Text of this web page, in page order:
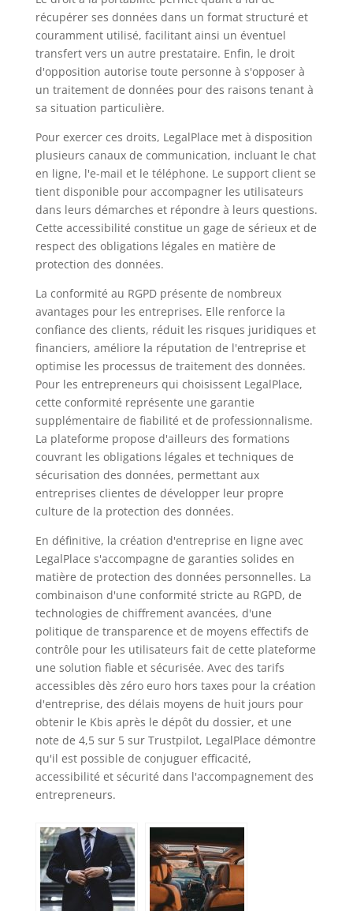
récupérer ses données dans un format structuré et
couramment utilisé, facilitant ainsi un éventuel
transfert vers un autre prestataire. Enfin, le droit
d'opposition autorise toute personne à s'opposer à
un traitement de données pour des raisons tenant à
sa situation particulière.
Pour exercer ces droits, LegalPlace met à disposition
plusieurs canaux de communication, incluant le chat
en ligne, l'e-mail et le téléphone. Le support client se
tient disponible pour accompagner les utilisateurs
dans leurs démarches et répondre à leurs questions.
Cette accessibilité constitue un gage de sérieux et de
respect des obligations légales en matière de
protection des données.
La conformité au RGPD présente de nombreux
avantages pour les entreprises. Elle renforce la
confiance des clients, réduit les risques juridiques et
financiers, améliore la réputation de l'entreprise et
optimise les processus de traitement des données.
Pour les entrepreneurs qui choisissent LegalPlace,
cette conformité représente une garantie
supplémentaire de fiabilité et de professionnalisme.
La plateforme propose d'ailleurs des formations
couvrant les obligations légales et techniques de
sécurisation des données, permettant aux
entreprises clientes de développer leur propre
culture de la protection des données.
En définitive, la création d'entreprise en ligne avec
LegalPlace s'accompagne de garanties solides en
matière de protection des données personnelles. La
combinaison d'une conformité stricte au RGPD, de
technologies de chiffrement avancées, d'une
politique de transparence et de moyens effectifs de
contrôle pour les utilisateurs fait de cette plateforme
une solution fiable et sécurisée. Avec des tarifs
accessibles dès zéro euro hors taxes pour la création
d'entreprise, des délais moyens de huit jours pour
obtenir le Kbis après le dépôt du dossier, et une
note de 4,5 sur 5 sur Trustpilot, LegalPlace démontre
qu'il est possible de conjuguer efficacité,
accessibilité et sécurité dans l'accompagnement des
entrepreneurs.